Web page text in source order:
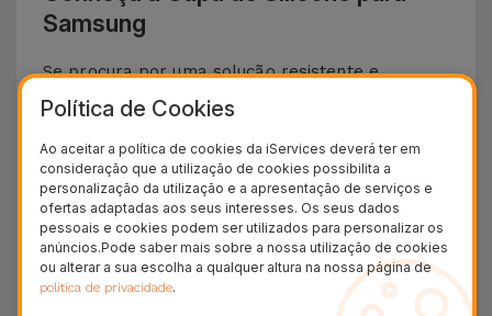
Samsung
Se procura por uma solução resistente e
elegante para proteger o teu
Com umdesign minimalista e extremamente
funcional, esta capa oferecea melhor proteção
ao seu telemóvela que se junta um toque suave
sem descurar o design icónico e funcionalidades
do seu telemóvel da Samsung.
Política de Cookies
Ao aceitar a política de cookies da iServices deverá ter em
consideração que a utilização de cookies possibilita a
personalização da utilização e a apresentação de serviços e
ofertas adaptadas aos seus interesses. Os seus dados
pessoais e cookies podem ser utilizados para personalizar os
anúncios.Pode saber mais sobre a nossa utilização de cookies
ou alterar a sua escolha a qualquer altura na nossa página de
política de privacidade.